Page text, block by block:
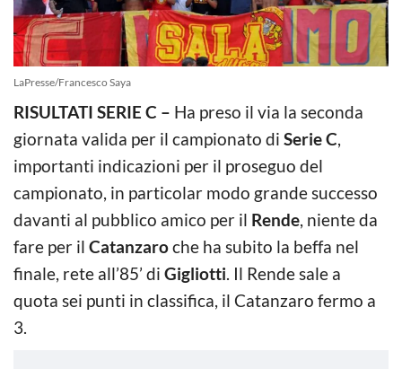
LaPresse/Francesco Saya
RISULTATI SERIE C – Ha preso il via la seconda
giornata valida per il campionato di Serie C,
importanti indicazioni per il proseguo del
campionato, in particolar modo grande successo
davanti al pubblico amico per il Rende, niente da
fare per il Catanzaroche ha subito la beffa nel
finale, rete all’85’ di Gigliotti. Il Rende sale a
quota sei punti in classifica, il Catanzaro fermo a
3.